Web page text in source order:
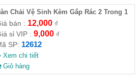
Chải Vệ Sinh Kèm Gắp Rác 2 Trong 1
Năng
bán : 12,000₫
sỉ VIP : 9,000₫
SP: 12612
Xem chi tiết
Giỏ hàng